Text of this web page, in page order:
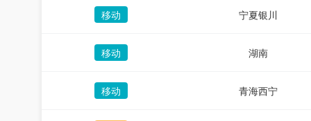
移动 宁夏银川
移动 湖南
移动 青海西宁